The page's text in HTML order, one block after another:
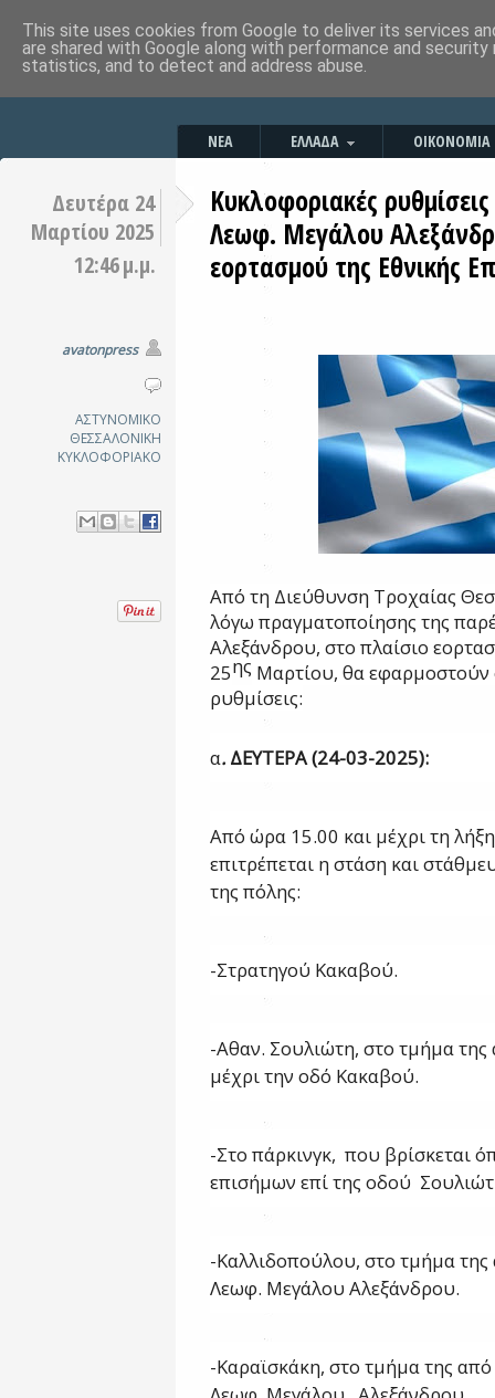
ΝΕΑ ΕΛΛΑΔΑ ΟΙΚΟΝΟΜΙΑ
Δευτέρα 24
Μαρτίου 2025
12:46 μ.μ.
avatonpress
ΑΣΤΥΝΟΜΙΚΟ
ΘΕΣΣΑΛΟΝΙΚΗ
ΚΥΚΛΟΦΟΡΙΑΚΟ
Κυκλοφοριακές
Λεωφ. Μεγάλου
εορτασμού της Εθνικής
Από τη Διεύθυνση Τροχαίας
λόγω πραγματοποίησης της
Αλεξάνδρου, στο πλαίσιο
25ης Μαρτίου, θα εφαρμοστούν
ρυθμίσεις:
α. ΔΕΥΤΕΡΑ (24-03-2025):
Από ώρα 15.00 και μέχρι τη
επιτρέπεται η στάση και
της πόλης:
-Στρατηγού Κακαβού.
-Αθαν. Σουλιώτη, στο τμήμα
μέχρι την οδό Κακαβού.
-Στο πάρκινγκ, που βρίσκεται
επισήμων επί της οδού
-Καλλιδοπούλου, στο τμήμα
Λεωφ. Μεγάλου Αλεξάνδρου.
-Καραϊσκάκη, στο τμήμα της
This site uses cookies from Google to deliver its services
are shared with Google along with performance and
statistics, and to detect and address abuse.